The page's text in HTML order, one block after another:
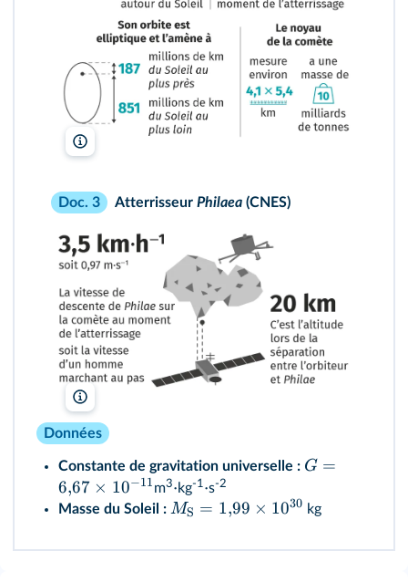
Doc. 3 Atterrisseur Philaea (CNES)
Données
Constante de gravitation universelle : G =
6,67 × 10−11m3⋅kg-1 ⋅s-2
Masse du Soleil : MS = 1,99 × 1030 kg